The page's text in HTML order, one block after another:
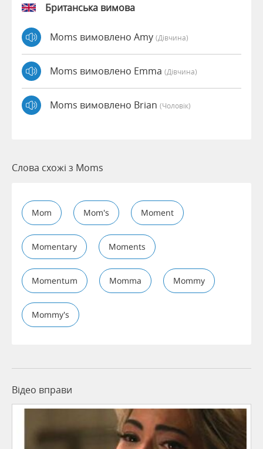
Британська вимова
Moms вимовлено Amy (дівчина)
Moms вимовлено Emma (дівчина)
Moms вимовлено Brian (чоловік)
Слова схожі з Moms
Mom Mom's Moment
Momentary Moments
Momentum Momma Mommy
Mommy's
Відео вправи